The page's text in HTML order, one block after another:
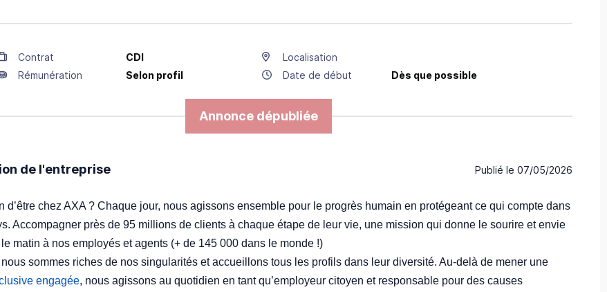
Contrat CDI
Localisation
Rémunération
Selon profil Date de début Dès que possible
Annonce dépubliée
Publié le 07/05/2026
de l'entreprise
d’être chez AXA ? Chaque jour, nous agissons ensemble pour le progrès humain en protégeant ce qui compte dans
Accompagner près de 95 millions de clients à chaque étape de leur vie, une mission qui donne le sourire et envie
matin à nos employés et agents (+ de 145 000 dans le monde !)
sommes riches de nos singularités et accueillons tous les profils dans leur diversité. Au-delà de mener une
engagée, nous agissons au quotidien en tant qu’employeur citoyen et responsable pour des causes